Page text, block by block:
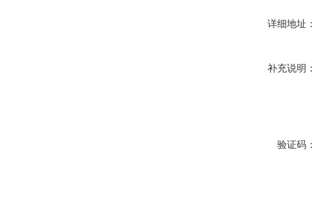
详细地址
补充说明
验证码